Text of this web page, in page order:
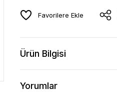
Ürün Bilgisi
Yorumlar